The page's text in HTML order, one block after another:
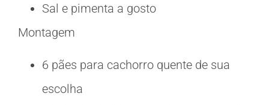
Sal e pimenta a gosto
Montagem
6 pães para cachorro quente de sua
escolha